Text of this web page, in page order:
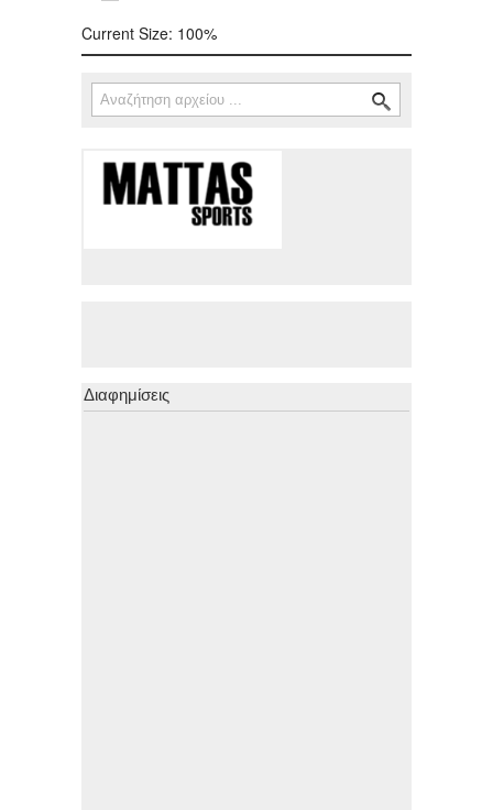
Current Size: 100%
Φόρμα αναζήτησης
Αναζήτηση
Διαφημίσεις